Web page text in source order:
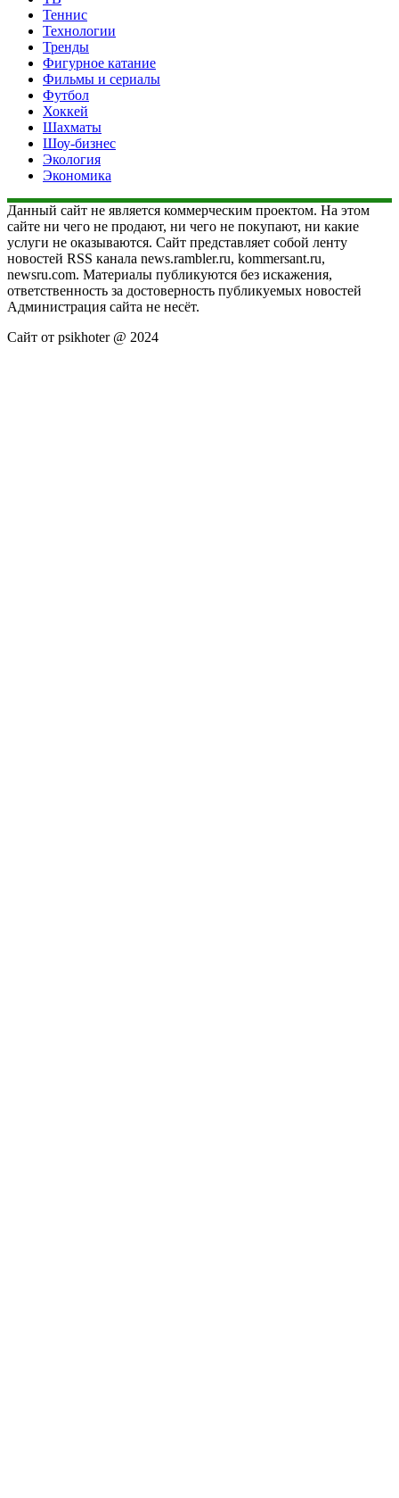
Теннис
Технологии
Тренды
Фигурное катание
Фильмы и сериалы
Футбол
Хоккей
Шахматы
Шоу-бизнес
Экология
Экономика
Данный сайт не является коммерческим проектом. На этом
сайте ни чего не продают, ни чего не покупают, ни какие
услуги не оказываются. Сайт представляет собой ленту
новостей RSS канала news.rambler.ru, kommersant.ru,
newsru.com. Материалы публикуются без искажения,
ответственность за достоверность публикуемых новостей
Администрация сайта не несёт.
Сайт от psikhoter @ 2024